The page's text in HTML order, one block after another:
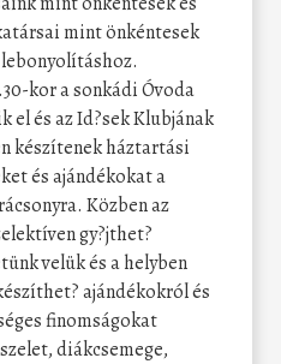
mint önkéntesek
kor a sonkádi Óvoda
el és az Id?sek Klubjának
készítenek háztartási
és ajándékokat a
Közben az
gy?jthet?
velük és a helyben
ajándékokról és
finomságokat
diákcsemege,